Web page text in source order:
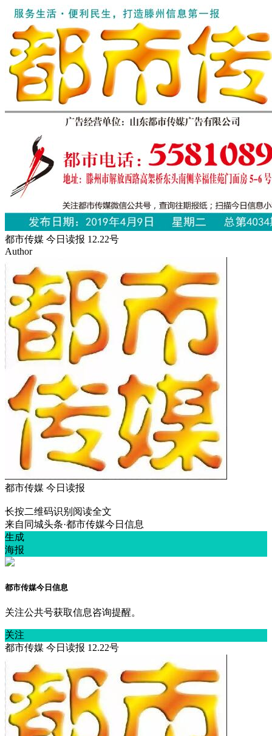
都市传媒 今日读报 12.22号
Author
都市传媒 今日读报
长按二维码识别阅读全文
来自 同城头条·都市传媒今日信息
生成
海报
都市传媒今日信息
关注公共号获取信息咨询提醒。
关注
都市传媒 今日读报 12.22号